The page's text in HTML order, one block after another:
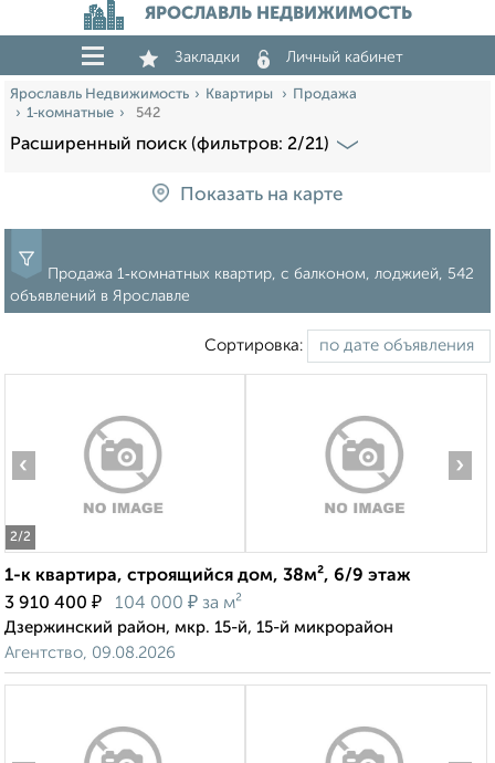
ЯРОСЛАВЛЬ НЕДВИЖИМОСТЬ
Закладки Личный кабинет
Ярославль Недвижимость Квартиры
Продажа
1‑комнатные
542
Расширенный поиск (фильтров: 2/21)
Показать на карте
Продажа 1‑комнатных квартир, с балконом, лоджией, 542
объявлений в Ярославле
Сортировка:
2/2
‹ ›
1-к квартира, строящийся дом, 38м², 6/9 этаж
3 910 400 ₽ 104 000 ₽ за м²
Дзержинский район, мкр. 15-й, 15-й микрорайон
Агентство, 09.08.2026